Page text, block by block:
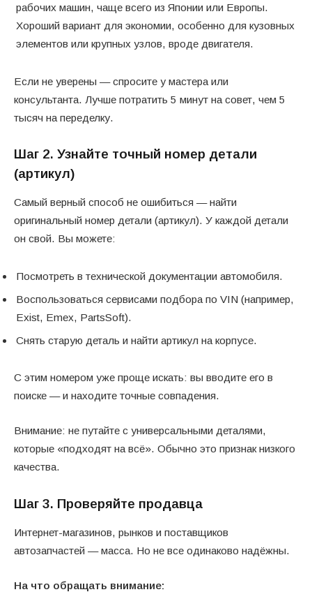
рабочих машин, чаще всего из Японии или Европы.
Хороший вариант для экономии, особенно для кузовных
элементов или крупных узлов, вроде двигателя.
Если не уверены — спросите у мастера или
консультанта. Лучше потратить 5 минут на совет, чем 5
тысяч на переделку.
Шаг 2. Узнайте точный номер детали
(артикул)
Самый верный способ не ошибиться — найти
оригинальный номер детали (артикул). У каждой детали
он свой. Вы можете:
Посмотреть в технической документации автомобиля.
Воспользоваться сервисами подбора по VIN (например,
Exist, Emex, PartsSoft).
Снять старую деталь и найти артикул на корпусе.
С этим номером уже проще искать: вы вводите его в
поиске — и находите точные совпадения.
Внимание: не путайте с универсальными деталями,
которые «подходят на всё». Обычно это признак низкого
качества.
Шаг 3. Проверяйте продавца
Интернет-магазинов, рынков и поставщиков
автозапчастей — масса. Но не все одинаково надёжны.
На что обращать внимание: